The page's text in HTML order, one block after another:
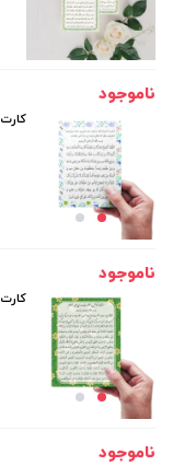
ناموجود
کارت
ناموجود
کارت
ناموجود